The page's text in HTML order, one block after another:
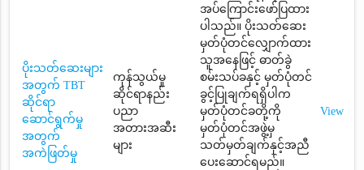
ပိုးသတ်ဆေးများ
အတွက် TBT
ဆိုင်ရာ
ဆောင်ရွက်မှု
အတွက်
အကဲဖြတ်မှု
ကုန်သွယ်မှု
ဆိုင်ရာနည်း
ပညာ
အတားအဆီး
များ
အပ်ကြောင်းဖော်ပြထား
ပါသည်။ ပိုးသတ်ဆေး
မှတ်ပုံတင်လျှောက်ထား
သူအနေဖြင့် ဓာတ်ခွဲ
စမ်းသပ်ခနှင့် မှတ်ပုံတင်
ခွင့်ပြုချက်ရရှိပါက
မှတ်ပုံတင်ခတို့ကို
မှတ်ပုံတင်အဖွဲ့မှ
သတ်မှတ်ချက်နှင့်အညီ
ပေးဆောင်ရမည်။
View